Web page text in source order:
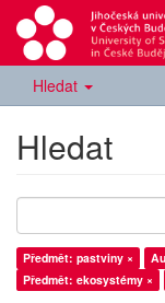
Hledat
Hledat
Předmět: pastviny ×
Předmět: ekosystémy ×